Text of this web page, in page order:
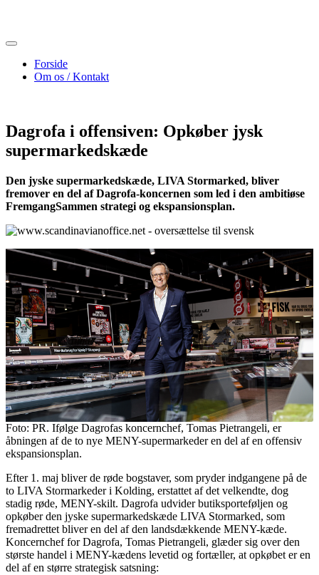
Forside
Om os / Kontakt
Dagrofa i offensiven: Opkøber jysk
supermarkedskæde
Den jyske supermarkedskæde, LIVA Stormarked, bliver
fremover en del af Dagrofa-koncernen som led i den ambitiøse
FremgangSammen strategi og ekspansionsplan.
Foto: PR. Ifølge Dagrofas koncernchef, Tomas Pietrangeli, er
åbningen af de to nye MENY-supermarkeder en del af en offensiv
ekspansionsplan.
Efter 1. maj bliver de røde bogstaver, som pryder indgangene på de
to LIVA Stormarkeder i Kolding, erstattet af det velkendte, dog
stadig røde, MENY-skilt. Dagrofa udvider butiksporteføljen og
opkøber den jyske supermarkedskæde LIVA Stormarked, som
fremadrettet bliver en del af den landsdækkende MENY-kæde.
Koncernchef for Dagrofa, Tomas Pietrangeli, glæder sig over den
største handel i MENY-kædens levetid og fortæller, at opkøbet er en
del af en større strategisk satsning: